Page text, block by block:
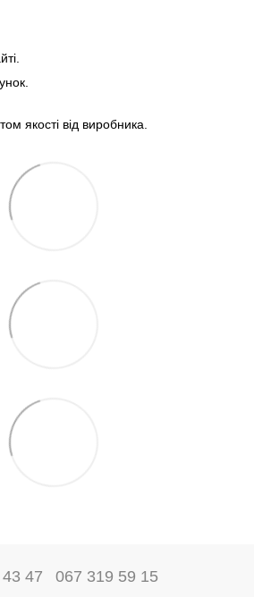
якості від виробника.
47 067 319 59 15